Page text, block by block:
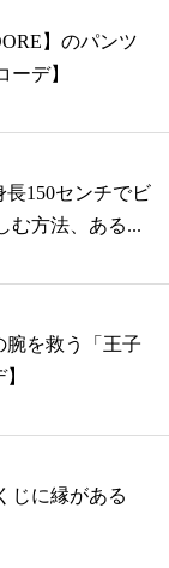
】のパンツ
デ】
150センチでビ
む方法、ある...
腕を救う「王子
じに縁がある